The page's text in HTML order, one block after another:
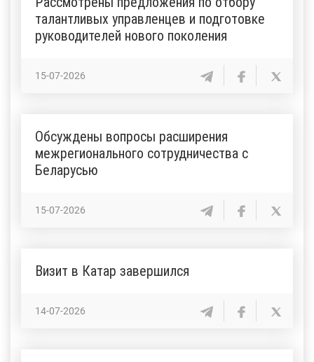
талантливых управленцев и подготовке
руководителей нового поколения
15-07-2026
Обсуждены вопросы расширения
межрегионального сотрудничества с
Беларусью
15-07-2026
Визит в Катар завершился
14-07-2026